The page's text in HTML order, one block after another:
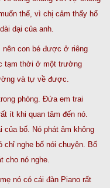
thế, vì chị cảm thấy hổ
dại của anh.
nên con bé được ở riêng
tạm thời ở một trường
và tự về được.
phòng. Đứa em trai
ít khi quan tâm đến nó.
của bố. Nó phát âm không
chỉ nghe bố nói chuyện. Bố
cho nó nghe.
nó có cái đàn Piano rất